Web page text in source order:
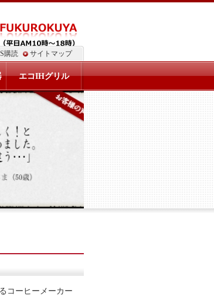
コーヒーメーカー
購読 サイトマップ
エコIHグリル